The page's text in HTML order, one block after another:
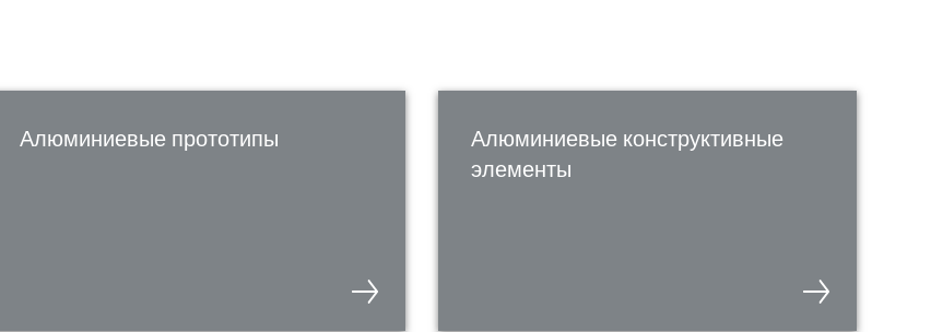
Алюминиевые прототипы
Алюминиевые конструктивные
элементы